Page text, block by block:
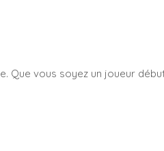
vous soyez un joueur